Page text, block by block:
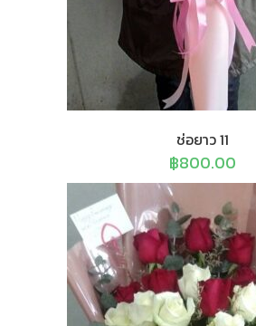
ช่อยาว 11
฿800.00